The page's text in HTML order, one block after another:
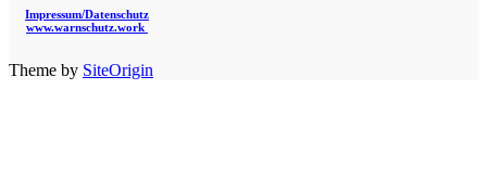
Impressum/Datenschutz
www.warnschutz.work
Theme by SiteOrigin